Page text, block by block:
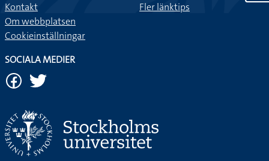
Kontakt
Om webbplatsen
Cookieinställningar
Fler länktips
SOCIALA MEDIER